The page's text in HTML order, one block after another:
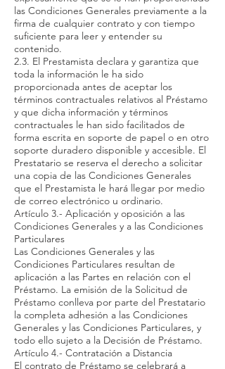
las Condiciones Generales previamente a la
firma de cualquier contrato y con tiempo
suficiente para leer y entender su
contenido.
2.3. El Prestamista declara y garantiza que
toda la información le ha sido
proporcionada antes de aceptar los
términos contractuales relativos al Préstamo
y que dicha información y términos
contractuales le han sido facilitados de
forma escrita en soporte de papel o en otro
soporte duradero disponible y accesible. El
Prestatario se reserva el derecho a solicitar
una copia de las Condiciones Generales
que el Prestamista le hará llegar por medio
de correo electrónico u ordinario.
Artículo 3.- Aplicación y oposición a las
Condiciones Generales y a las Condiciones
Particulares
Las Condiciones Generales y las
Condiciones Particulares resultan de
aplicación a las Partes en relación con el
Préstamo. La emisión de la Solicitud de
Préstamo conlleva por parte del Prestatario
la completa adhesión a las Condiciones
Generales y las Condiciones Particulares, y
todo ello sujeto a la Decisión de Préstamo.
Artículo 4.- Contratación a Distancia
El contrato de Préstamo se celebrará a